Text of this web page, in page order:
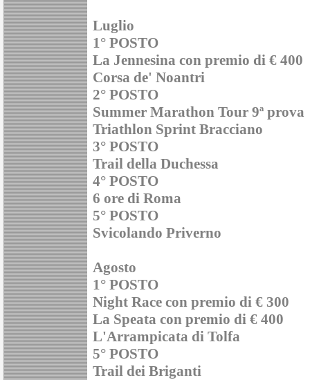
Luglio
1° POSTO
La Jennesina con premio di € 400
Corsa de' Noantri
2° POSTO
Summer Marathon Tour 9ª prova
Triathlon Sprint Bracciano
3° POSTO
Trail della Duchessa
4° POSTO
6 ore di Roma
5° POSTO
Svicolando Priverno
Agosto
1° POSTO
Night Race con premio di € 300
La Speata con premio di € 400
L'Arrampicata di Tolfa
5° POSTO
Trail dei Briganti